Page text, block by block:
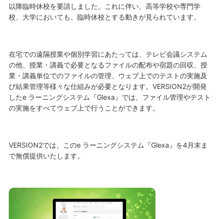
以降臨時休校を要請しました。これに伴い、高等学校や専門学
校、大学においても、臨時休校とする動きが見られています。
在宅での遠隔授業や個別学習にあたっては、テレビ会議システム
の他、授業・講義で必要となるファイルの配布や宿題の回収、授
業・講義単位でのファイルの管理、ウェブ上でのテストの実施及
び結果管理等様々な仕組みが必要となります。VERSION2が開発
したe ラーニングシステム『Glexa』では、ファイル管理やテスト
の実施をすべてウェブ上で行うことができます。
VERSION2では、このe ラーニングシステム『Glexa』を4月末ま
で無償提供いたします。